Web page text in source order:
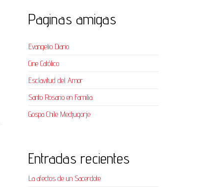
Paginas amigas
Evangelio Diario
Cine Católico
Esclavitud del Amor
Santo Rosario en Familia
Gospa Chile Medjugorje
Entradas recientes
La afectos de un Sacerdote